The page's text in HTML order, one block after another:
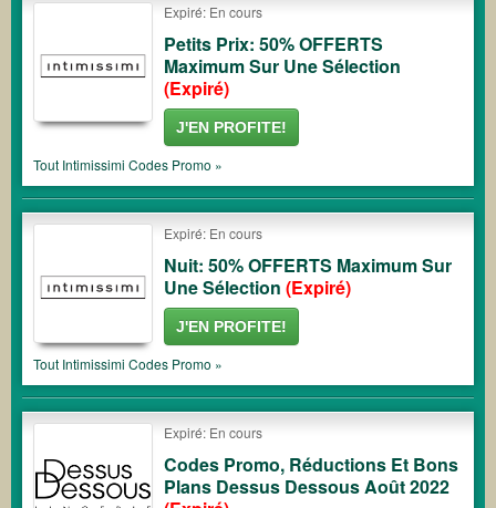
Expiré: En cours
Petits Prix: 50% OFFERTS
Maximum Sur Une Sélection
(Expiré)
J'EN PROFITE!
Tout Intimissimi Codes Promo »
Expiré: En cours
Nuit: 50% OFFERTS Maximum Sur
Une Sélection (Expiré)
J'EN PROFITE!
Tout Intimissimi Codes Promo »
Expiré: En cours
Codes Promo, Réductions Et Bons
Plans Dessus Dessous Août 2022